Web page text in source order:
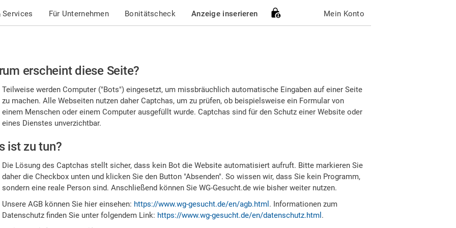
Services Für Unternehmen Bonitätscheck Anzeige inserieren Mein Konto
erscheint diese Seite?
Teilweise werden Computer ("Bots") eingesetzt, um missbräuchlich automatische Eingaben auf einer Seite
zu machen. Alle Webseiten nutzen daher Captchas, um zu prüfen, ob beispielsweise ein Formular von
einem Menschen oder einem Computer ausgefüllt wurde. Captchas sind für den Schutz einer Website oder
eines Dienstes unverzichtbar.
ist zu tun?
Die Lösung des Captchas stellt sicher, dass kein Bot die Website automatisiert aufruft. Bitte markieren Sie
daher die Checkbox unten und klicken Sie den Button "Absenden". So wissen wir, dass Sie kein Programm,
sondern eine reale Person sind. Anschließend können Sie WG-Gesucht.de wie bisher weiter nutzen.
Unsere AGB können Sie hier einsehen: https://www.wg-gesucht.de/en/agb.html . Informationen zum
Datenschutz finden Sie unter folgendem Link: https://www.wg-gesucht.de/en/datenschutz.html .